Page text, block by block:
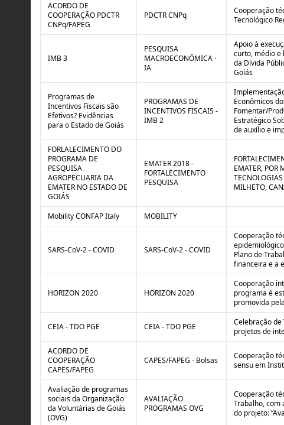
ACORDO DE
COOPERAÇÃO PDCTR
CNPq/FAPEG
PDCTR CNPq
Cooperação
Tecnológico
IMB 3
PESQUISA
MACROECONÔMICA -
IA
Apoio à
curto, médio e
da Dívida
Goiás
Programas de
Incentivos Fiscais são
Efetivos? Evidências
para o Estado de Goiás
PROGRAMAS DE
INCENTIVOS FISCAIS -
IMB 2
Econômicos
Fomentar/
Estratégico
de auxílio e
FORLALECIMENTO DO
PROGRAMA DE
PESQUISA
AGROPECUARIA DA
EMATER NO ESTADO DE
GOIÁS
EMATER 2018 -
FORTALECIMENTO
PESQUISA
EMATER, POR
MILHETO,
Mobility CONFAP Italy MOBILITY
SARS-CoV-2 - COVID SARS-CoV-2 - COVID
Cooperação
Plano de
financeira e a
HORIZON 2020 HORIZON 2020
Cooperação
programa é
promovida
CEIA - TDO PGE CEIA - TDO PGE
Celebração
projetos de
ACORDO DE
COOPERAÇÃO
CAPES/FAPEG
CAPES/FAPEG - Bolsas
Cooperação
sensu em
Avaliação de programas
sociais da Organização
da Voluntárias de Goiás
(OVG)
AVALIAÇÃO
PROGRAMAS OVG
Cooperação
Trabalho, com
do projeto: